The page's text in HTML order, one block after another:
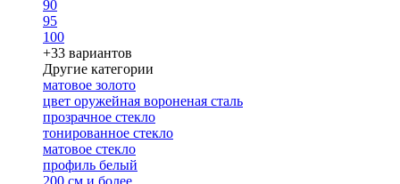
90
95
100
+33 вариантов
Другие категории
матовое золото
цвет оружейная вороненая сталь
прозрачное стекло
тонированное стекло
матовое стекло
профиль белый
200 см и более